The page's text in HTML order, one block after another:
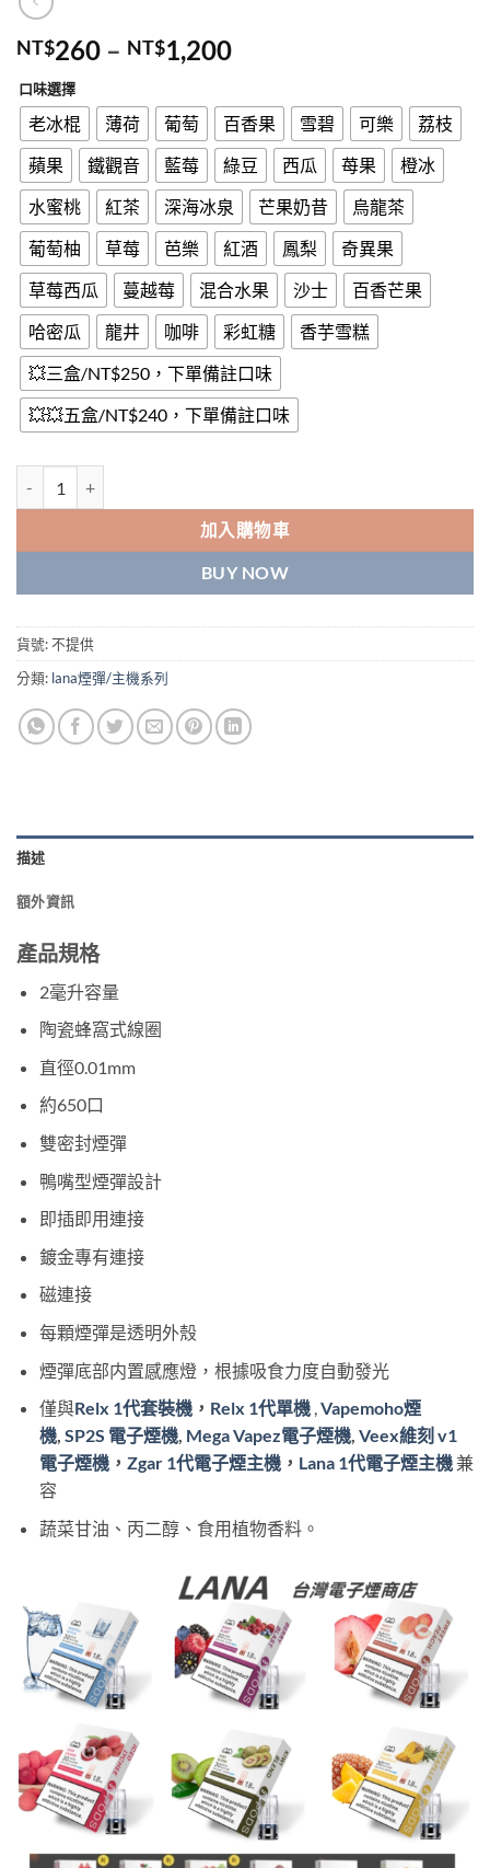
NT$260 – NT$1,200價
範
圍：
NT$260
到
NT$1,200
口味選擇
老冰棍 薄荷 葡萄 百香果 雪碧 可樂
荔枝
蘋果
鐵觀音 藍莓 綠豆 西瓜 苺果
橙冰
水蜜桃
紅茶 深海冰泉 芒果奶昔
烏龍茶
葡萄柚
草莓 芭樂 紅酒 鳳梨
奇異果
草莓西瓜
蔓越莓 混合水果 沙士
百香芒果
哈密瓜
龍井 咖啡 彩虹糖
香芋雪糕
💥三盒/NT$250，下單備註口味
💥💥五盒/NT$240，下單備註口味
加入購物車
BUY NOW
貨號:不提供
分類: lana煙彈/主機系列
描述
額外資訊
產品規格
2毫升容量
陶瓷蜂窩式線圈
直徑0.01mm
約650口
雙密封煙彈
鴨嘴型煙彈設計
即插即用連接
鍍金專有連接
磁連接
每顆煙彈是透明外殼
煙彈底部内置感應燈，根據吸食力度自動發光
僅與Relx 1代套裝機， Relx 1代單機,Vapemoho煙
機, SP2S 電子煙機, Mega Vapez電子煙機, Veex維刻 v1
電子煙機， Zgar 1代電子煙主機， Lana 1代電子煙主機兼
容
蔬菜甘油、丙二醇、食用植物香料。